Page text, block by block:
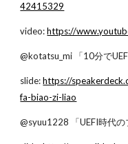
42415329
video: https://
@kotatsu_mi 「10分で
slide: https://
fa-biao-zi-liao
@syuu1228 「UEFI時代の